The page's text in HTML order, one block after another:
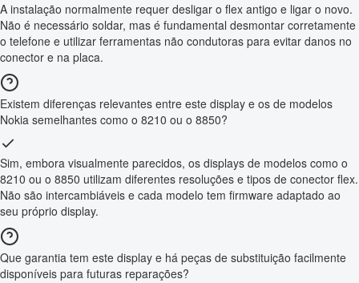
A instalação normalmente requer desligar o flex antigo e ligar o novo.
Não é necessário soldar, mas é fundamental desmontar corretamente
o telefone e utilizar ferramentas não condutoras para evitar danos no
conector e na placa.
Existem diferenças relevantes entre este display e os de modelos
Nokia semelhantes como o 8210 ou o 8850?
Sim, embora visualmente parecidos, os displays de modelos como o
8210 ou o 8850 utilizam diferentes resoluções e tipos de conector flex.
Não são intercambiáveis e cada modelo tem firmware adaptado ao
seu próprio display.
Que garantia tem este display e há peças de substituição facilmente
disponíveis para futuras reparações?